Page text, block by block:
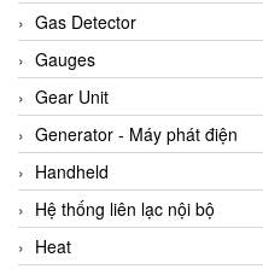
ARCA Regler
Arcos Hydraulik
Ardetem-Sfere-Vietnam
Argal
AS ENERGI
ASCO CO2
Asker
Gas Detector
Gauges
Gear Unit
Generator - Máy phát điện
Handheld
Hệ thống liên lạc nội bộ
Heat